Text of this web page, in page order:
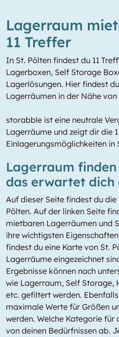
Lagerraum
11 Treffer
In St. Pölten findest du 11
Lagerboxen, Self Storage
Lagerlösungen. Hier findest
Lagerräumen in der Nähe von
storabble ist eine neutrale
Lagerräume und zeigt dir die
Einlagerungsmöglichkeiten in
Lagerraum finden
das erwartet dich
Auf dieser Seite findest du die
Pölten. Auf der linken Seite
mietbaren Lagerräumen und
ihre wichtigsten
findest du eine Karte von St.
Lagerräume eingezeichnet
Ergebnisse können nach
wie Lagerraum, Self Storage,
etc. gefiltert werden.
maximale Werte für Größen
werden. Welche Kategorie für
von deinen Bedürfnissen ab.